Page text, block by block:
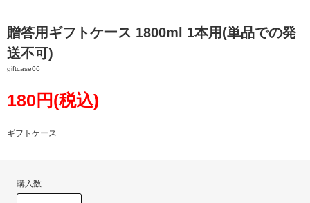
贈答用ギフトケース 1800ml 1本用(単品での発
送不可)
giftcase06
180円(税込)
ギフトケース
購入数